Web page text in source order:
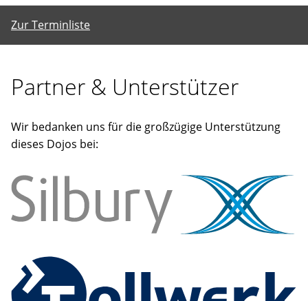
Zur Terminliste
Partner & Unterstützer
Wir bedanken uns für die großzügige Unterstützung
dieses Dojos bei: